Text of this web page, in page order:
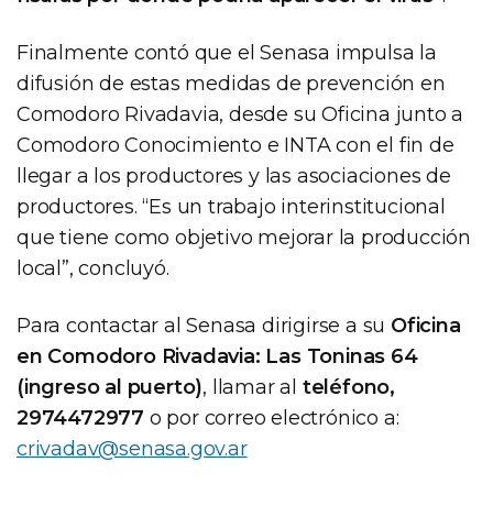
Finalmente contó que el Senasa impulsa la
difusión de estas medidas de prevención en
Comodoro Rivadavia, desde su Oficina junto a
Comodoro Conocimiento e INTA con el fin de
llegar a los productores y las asociaciones de
productores. “Es un trabajo interinstitucional
que tiene como objetivo mejorar la producción
local”, concluyó.
Para contactar al Senasa dirigirse a su Oficina
en Comodoro Rivadavia: Las Toninas 64
(ingreso al puerto), llamar al teléfono,
2974472977 o por correo electrónico a:
crivadav@senasa.gov.ar